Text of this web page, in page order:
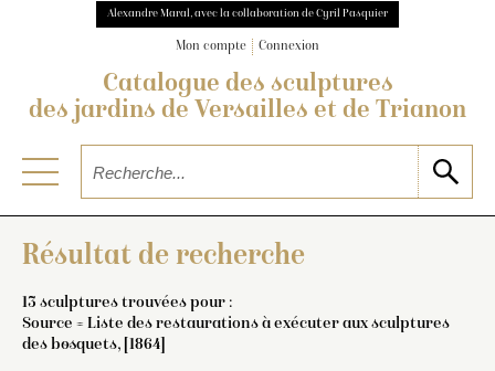
Alexandre Maral, avec la collaboration de Cyril Pasquier
Mon compte Connexion
Catalogue des sculptures
des jardins de Versailles et de Trianon
Résultat de recherche
13 sculptures trouvées pour :
Source = Liste des restaurations à exécuter aux sculptures
des bosquets, [1864]